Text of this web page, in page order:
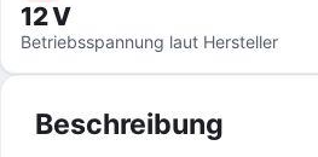
12 V
Betriebsspannung laut Hersteller
Beschreibung